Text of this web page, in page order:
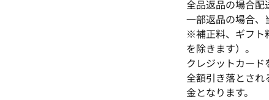
全品返品の場合配
一部返品の場合、
※補正料、ギフト
を除きます）。
クレジットカー
全額引き落とされ
金となります。